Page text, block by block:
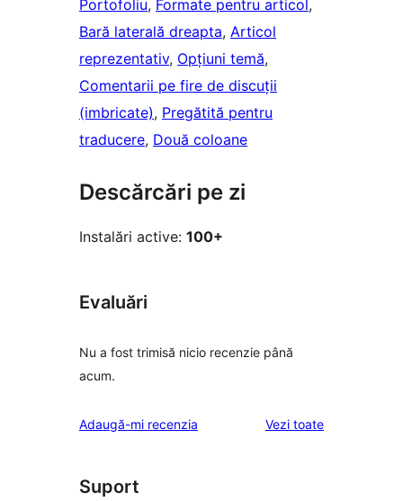
Portofoliu, Formate pentru articol
Bară laterală dreapta, Articol
reprezentativ, Opțiuni temă
Comentarii pe fire de discuții
(imbricate), Pregătită pentru
traducere, Două coloane
Descărcări pe zi
Instalări active: 100+
Evaluări
Nu a fost trimisă nicio recenzie până
acum.
Adaugă-mi recenzia Vezi toaterecenziile
Suport